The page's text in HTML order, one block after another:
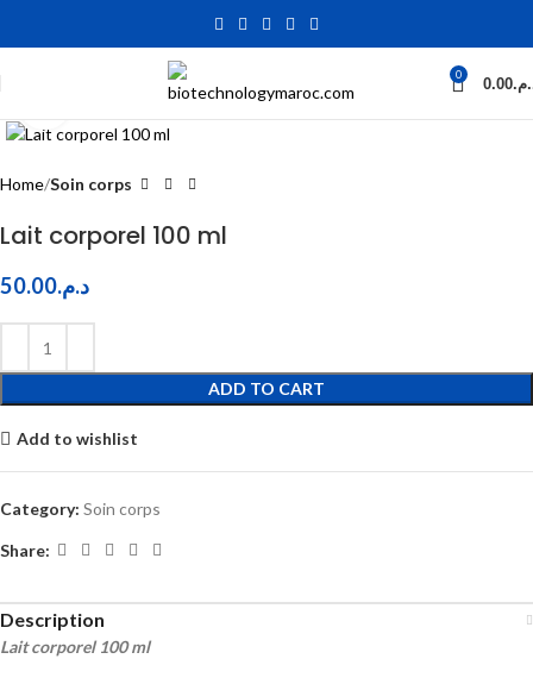
0
0.00
Click to enlarge
Home Soin corps
Lait corporel 100 ml
د.م.50.00
ADD TO CART
Add to wishlist
Category: Soin corps
Share:
Description
Lait corporel 100 ml